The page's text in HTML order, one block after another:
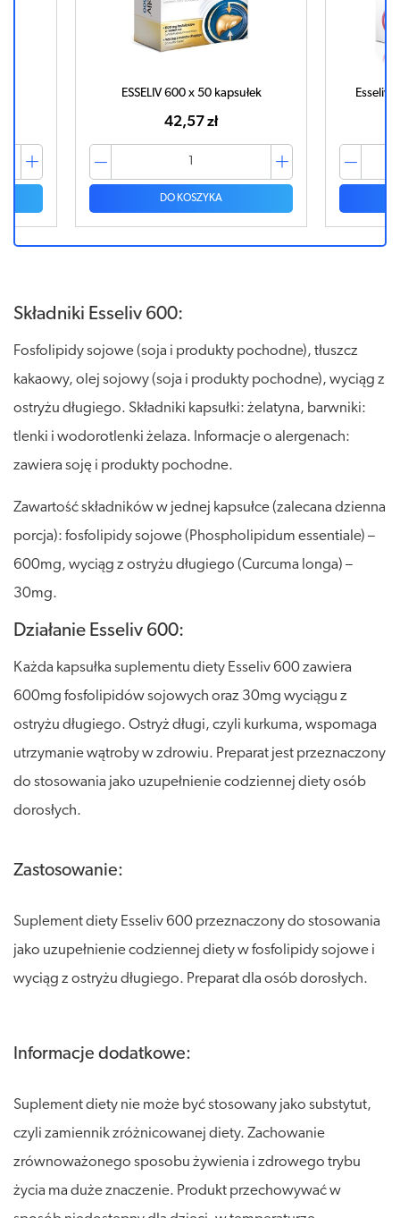
ESSELIV 600 x 50 kapsułek
42,57 zł
DO KOSZYKA
Esseliv
Składniki Esseliv 600:
Fosfolipidy sojowe (soja i produkty pochodne), tłuszcz
kakaowy, olej sojowy (soja i produkty pochodne), wyciąg z
ostryżu długiego. Składniki kapsułki: żelatyna, barwniki:
tlenki i wodorotlenki żelaza. Informacje o alergenach:
zawiera soję i produkty pochodne.
Zawartość składników w jednej kapsułce (zalecana dzienna
porcja): fosfolipidy sojowe (Phospholipidum essentiale) –
600mg, wyciąg z ostryżu długiego (Curcuma longa) –
30mg.
Działanie Esseliv 600:
Każda kapsułka suplementu diety Esseliv 600 zawiera
600mg fosfolipidów sojowych oraz 30mg wyciągu z
ostryżu długiego. Ostryż długi, czyli kurkuma, wspomaga
utrzymanie wątroby w zdrowiu. Preparat jest przeznaczony
do stosowania jako uzupełnienie codziennej diety osób
dorosłych.
Zastosowanie:
Suplement diety Esseliv 600 przeznaczony do stosowania
jako uzupełnienie codziennej diety w fosfolipidy sojowe i
wyciąg z ostryżu długiego. Preparat dla osób dorosłych.
Informacje dodatkowe:
Suplement diety nie może być stosowany jako substytut,
czyli zamiennik zróżnicowanej diety. Zachowanie
zrównoważonego sposobu żywienia i zdrowego trybu
życia ma duże znaczenie. Produkt przechowywać w